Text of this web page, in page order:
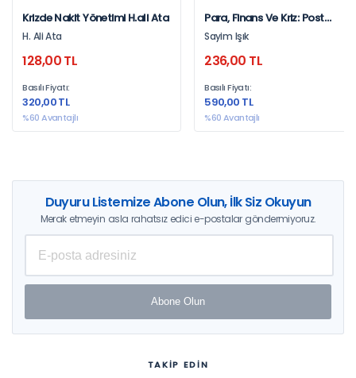
Krizde Nakit Yönetimi H.ali Ata
H. Ali Ata
128,00 TL
Basılı Fiyatı:
320,00 TL
%60 Avantajlı
Para, Finans Ve Kriz: Post
Keynesyen Yaklaşım
Sayim Işık
236,00 TL
Basılı Fiyatı:
590,00 TL
%60 Avantajlı
Duyuru Listemize Abone Olun, İlk Siz Okuyun
Merak etmeyin asla rahatsız edici e-postalar göndermiyoruz.
Abone Olun
TAKİP EDİN